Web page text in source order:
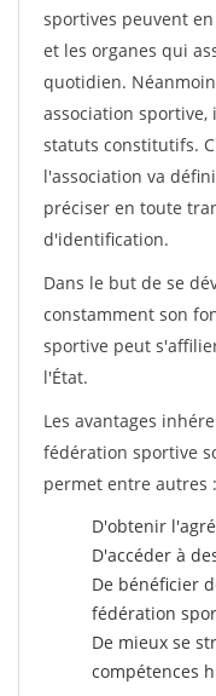
sportives peuvent
et les organes qui
quotidien.
association sportive,
statuts constitutifs.
l'association va
préciser en toute
d'identification.
Dans le but de se
constamment son
sportive peut
l'État.
Les avantages
fédération sportive
permet entre autres :
D'obtenir
D'accéder à
De bénéficier
fédération
De mieux se
compétences